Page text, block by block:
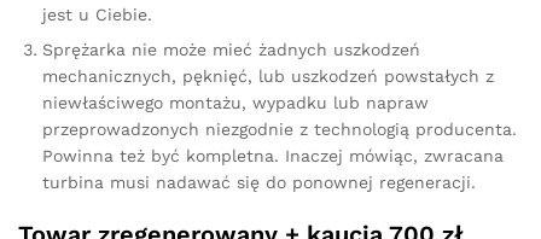
jest u Ciebie.
Sprężarka nie może mieć żadnych uszkodzeń
mechanicznych, pęknięć, lub uszkodzeń powstałych z
niewłaściwego montażu, wypadku lub napraw
przeprowadzonych niezgodnie z technologią producenta.
Powinna też być kompletna. Inaczej mówiąc, zwracana
turbina musi nadawać się do ponownej regeneracji.